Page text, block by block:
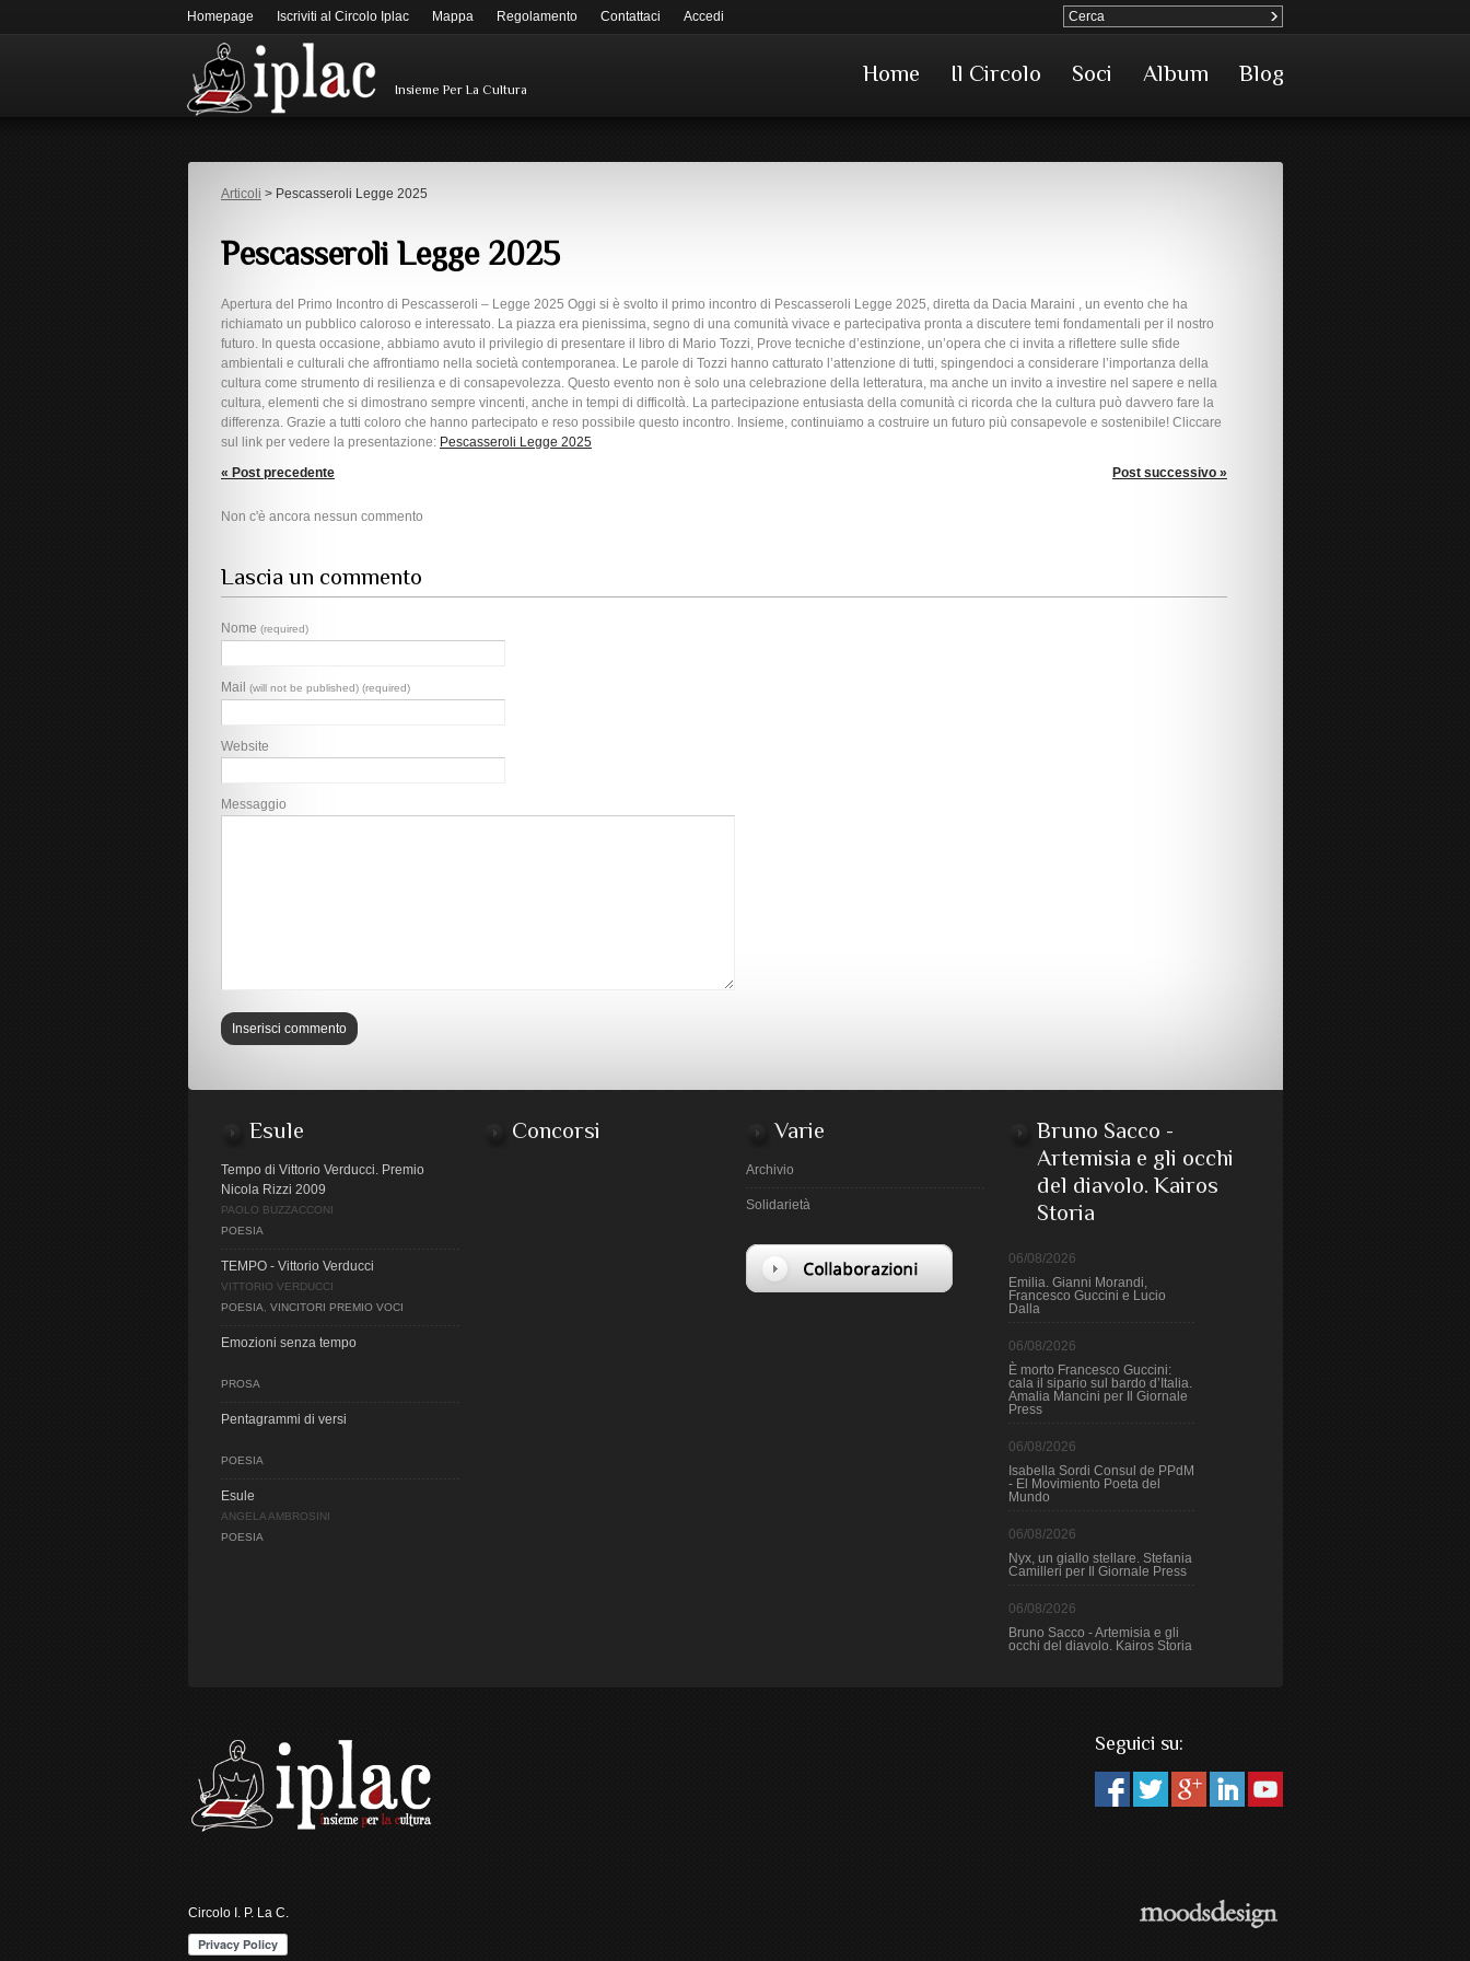
Homepage Iscriviti al Circolo Iplac Mappa Regolamento Contattaci Accedi
Insieme Per La Cultura
Home Il Circolo Soci Album Blog
Articoli > Pescasseroli Legge 2025
Pescasseroli Legge 2025
Apertura del Primo Incontro di Pescasseroli – Legge 2025 Oggi si è svolto il primo incontro di Pescasseroli Legge 2025, diretta da Dacia Maraini , un evento che ha
richiamato un pubblico caloroso e interessato. La piazza era pienissima, segno di una comunità vivace e partecipativa pronta a discutere temi fondamentali per il nostro
futuro. In questa occasione, abbiamo avuto il privilegio di presentare il libro di Mario Tozzi, Prove tecniche d’estinzione, un’opera che ci invita a riflettere sulle sfide
ambientali e culturali che affrontiamo nella società contemporanea. Le parole di Tozzi hanno catturato l’attenzione di tutti, spingendoci a considerare l’importanza della
cultura come strumento di resilienza e di consapevolezza. Questo evento non è solo una celebrazione della letteratura, ma anche un invito a investire nel sapere e nella
cultura, elementi che si dimostrano sempre vincenti, anche in tempi di difficoltà. La partecipazione entusiasta della comunità ci ricorda che la cultura può davvero fare la
differenza. Grazie a tutti coloro che hanno partecipato e reso possibile questo incontro. Insieme, continuiamo a costruire un futuro più consapevole e sostenibile! Cliccare
sul link per vedere la presentazione: Pescasseroli Legge 2025
« Post precedente
Post successivo »
Non c'è ancora nessun commento
Lascia un commento
Nome (required)
Mail (will not be published) (required)
Website
Messaggio
Esule
Tempo di Vittorio Verducci. Premio
Nicola Rizzi 2009
PAOLO BUZZACCONI
POESIA
TEMPO - Vittorio Verducci
VITTORIO VERDUCCI
POESIA
VINCITORI PREMIO VOCI
Emozioni senza tempo
PROSA
Pentagrammi di versi
POESIA
Esule
ANGELA AMBROSINI
POESIA
Concorsi Varie
Archivio
Solidarietà
Bruno Sacco -
Artemisia e gli occhi
del diavolo. Kairos
Storia
06/08/2026
Emilia. Gianni Morandi,
Francesco Guccini e Lucio
Dalla
06/08/2026
È morto Francesco Guccini:
cala il sipario sul bardo d’Italia.
Amalia Mancini per Il Giornale
Press
06/08/2026
Isabella Sordi Consul de PPdM
- El Movimiento Poeta del
Mundo
06/08/2026
Nyx, un giallo stellare. Stefania
Camilleri per Il Giornale Press
06/08/2026
Bruno Sacco - Artemisia e gli
occhi del diavolo. Kairos Storia
Circolo I. P. La C.
Seguici su: